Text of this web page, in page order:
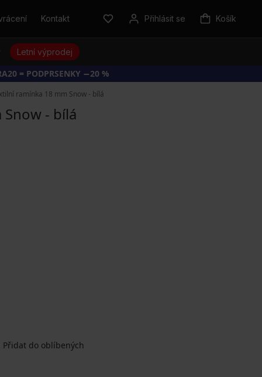
Kontakt Přihlásit se Košík
Letní výprodej
= PODPRSENKY −20 %
ramínka 18 mm Snow - bílá
- bílá
Přidat do oblíbených